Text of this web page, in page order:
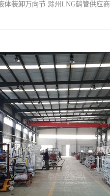
体装卸万向节 滁州LNG鹤管供应商